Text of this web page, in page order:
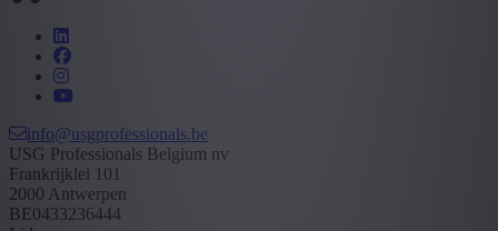
info@usgprofessionals.be
USG Professionals Belgium nv
Frankrijklei 101
2000 Antwerpen
BE0433236444